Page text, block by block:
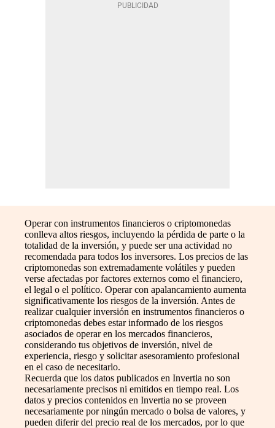
Operar con instrumentos financieros o criptomonedas
conlleva altos riesgos, incluyendo la pérdida de parte o la
totalidad de la inversión, y puede ser una actividad no
recomendada para todos los inversores. Los precios de las
criptomonedas son extremadamente volátiles y pueden
verse afectadas por factores externos como el financiero,
el legal o el político. Operar con apalancamiento aumenta
significativamente los riesgos de la inversión. Antes de
realizar cualquier inversión en instrumentos financieros o
criptomonedas debes estar informado de los riesgos
asociados de operar en los mercados financieros,
considerando tus objetivos de inversión, nivel de
experiencia, riesgo y solicitar asesoramiento profesional
en el caso de necesitarlo.
Recuerda que los datos publicados en Invertia no son
necesariamente precisos ni emitidos en tiempo real. Los
datos y precios contenidos en Invertia no se proveen
necesariamente por ningún mercado o bolsa de valores, y
pueden diferir del precio real de los mercados, por lo que